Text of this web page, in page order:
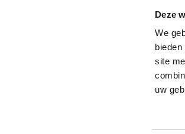
Deze
We
site
uw
Op werkdagen telefonisch bereikbaar